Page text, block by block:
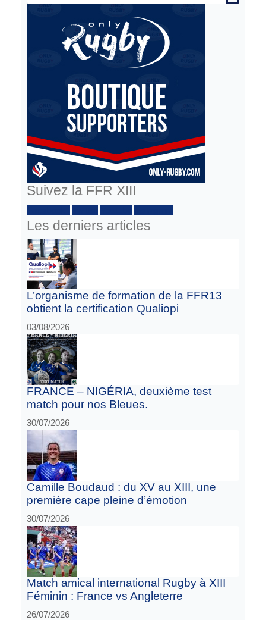
Suivez la FFR XIII
Les derniers articles
L’organisme de formation de la FFR13
obtient la certification Qualiopi
03/08/2026
FRANCE – NIGÉRIA, deuxième test
match pour nos Bleues.
30/07/2026
Camille Boudaud : du XV au XIII, une
première cape pleine d’émotion
30/07/2026
Match amical international Rugby à XIII
Féminin : France vs Angleterre
26/07/2026